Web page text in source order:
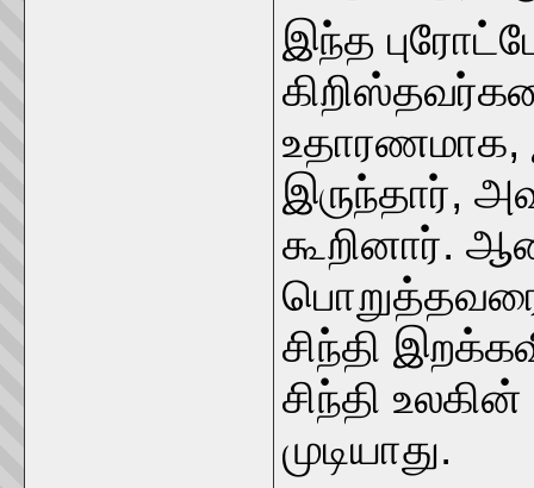
இந்த
உதாரணமாக,
இருந்தார்,
கூறினார்.
சிந்தி
சிந்தி
முடியாது.